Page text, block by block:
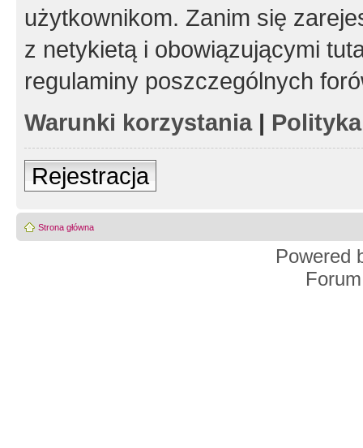
użytkownikom. Zanim się
z netykietą i obowiązującymi
regulaminy poszczególnych
Warunki korzystania|
Rejestracja
Strona główna
Powered